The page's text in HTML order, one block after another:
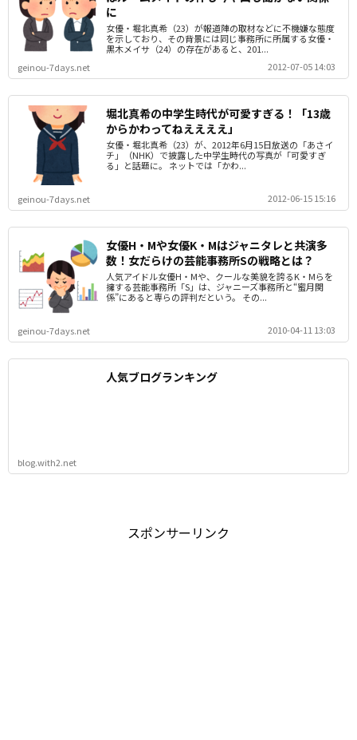
に
女優・堀北真希（23）が報道陣の取材などに不機嫌な態度
を示しており、その背景には同じ事務所に所属する女優・
黒木メイサ（24）の存在があると、201...
geinou-7days.net
2012-07-05 14:03
堀北真希の中学生時代が可愛すぎる！「13歳
からかわってねええええ」
女優・堀北真希（23）が、2012年6月15日放送の「あさイ
チ」（NHK）で披露した中学生時代の写真が「可愛すぎ
る」と話題に。 ネットでは「かわ...
geinou-7days.net 2012-06-15 15:16
女優H・Mや女優K・Mはジャニタレと共演多
数！女だらけの芸能事務所Sの戦略とは？
人気アイドル女優H・Mや、クールな美貌を誇るK・Mらを
擁する芸能事務所「S」は、ジャニーズ事務所と“蜜月関
係”にあると専らの評判だという。 その...
geinou-7days.net 2010-04-11 13:03
人気ブログランキング
blog.with2.net
スポンサーリンク